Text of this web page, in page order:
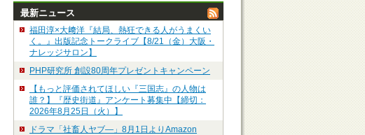
最新ニュース
福田淳×大﨑洋『結局、熱狂できる人がうまくい
く。』出版記念トークライブ【8/21（金）大阪・
ナレッジサロン】
PHP研究所 創設80周年プレゼントキャンペーン
【もっと評価されてほしい『三国志』の人物は
誰？】『歴史街道』アンケート募集中【締切：
2026年8月25日（火）】
ドラマ「社畜人ヤブ―」8月1日よりAmazon